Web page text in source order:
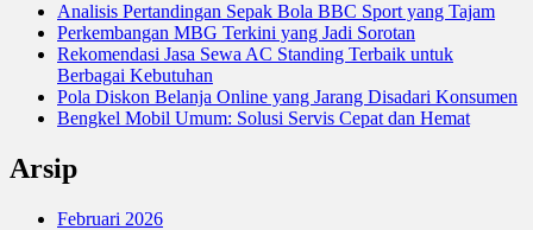
Analisis Pertandingan Sepak Bola BBC Sport yang Tajam
Perkembangan MBG Terkini yang Jadi Sorotan
Rekomendasi Jasa Sewa AC Standing Terbaik untuk
Berbagai Kebutuhan
Pola Diskon Belanja Online yang Jarang Disadari Konsumen
Bengkel Mobil Umum: Solusi Servis Cepat dan Hemat
Arsip
Februari 2026